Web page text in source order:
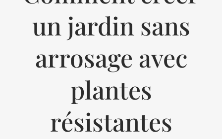
un jardin sans
arrosage avec
plantes
résistantes